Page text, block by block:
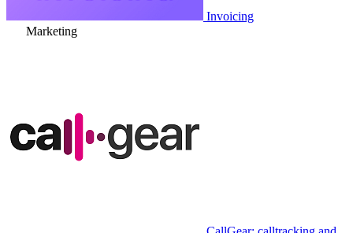
Invoicing
Marketing